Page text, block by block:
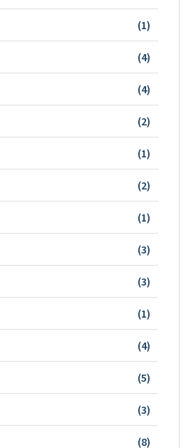
(1)
(4)
(4)
(2)
(1)
(2)
(1)
(3)
(3)
(1)
(4)
(5)
(3)
(8)